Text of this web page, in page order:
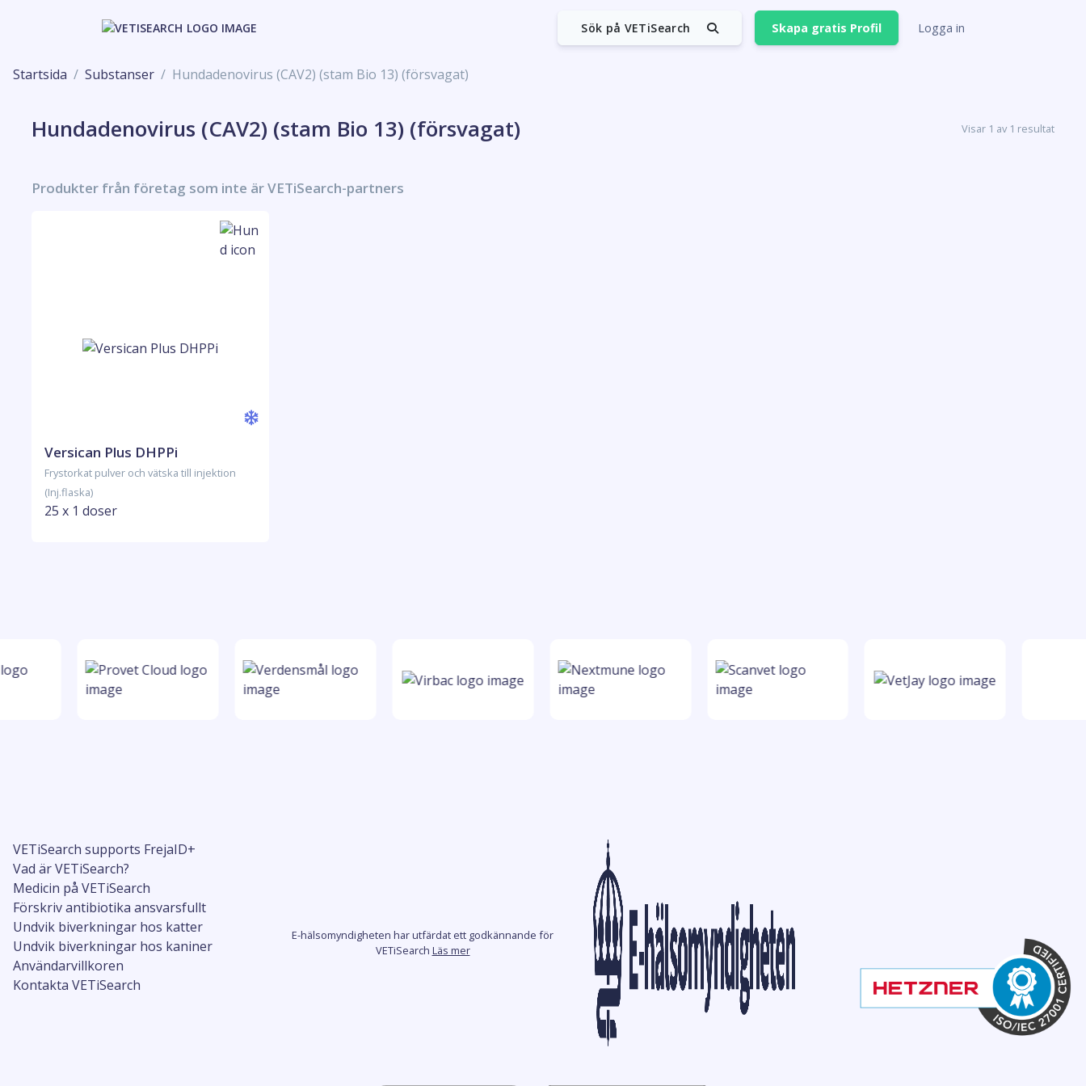
Sök på VETiSearch Skapa gratis Profil Logga in
Startsida Substanser Hundadenovirus (CAV2) (stam Bio 13) (försvagat)
Hundadenovirus (CAV2) (stam Bio 13) (försvagat) Visar 1 av 1 resultat
Produkter från företag som inte är VETiSearch-partners
Versican Plus DHPPi
Frystorkat pulver och vätska till injektion
(Inj.flaska)
25 x 1 doser
VETiSearch supports FrejaID+
Vad är VETiSearch?
Medicin på VETiSearch
Förskriv antibiotika ansvarsfullt
Undvik biverkningar hos katter
Undvik biverkningar hos kaniner
Användarvillkoren
Kontakta VETiSearch
E-hälsomyndigheten har utfärdat ett godkännande för
VETiSearch Läs mer